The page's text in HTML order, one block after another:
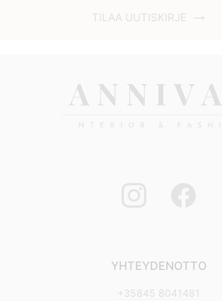
TILAA UUTISKIRJE
YHTEYDENOTTO
+35845 8041481